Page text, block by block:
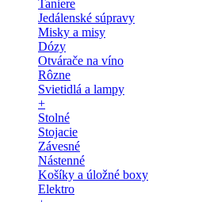
Taniere
Jedálenské súpravy
Misky a misy
Dózy
Otvárače na víno
Rôzne
Svietidlá a lampy
+
Stolné
Stojacie
Závesné
Nástenné
Košíky a úložné boxy
Elektro